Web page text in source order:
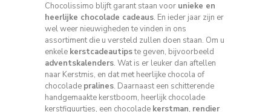
Chocolissimo blijft garant staan voor unieke en
heerlijke chocolade cadeaus. En ieder jaar zijn er
wel weer nieuwigheden te vinden in ons
assortiment die u versteld zullen doen staan. Om u
enkele kerstcadeautipste geven, bijvoorbeeld
adventskalenders. Wat is er leuker dan aftellen
naar Kerstmis, en dat met heerlijke chocola of
chocolade pralines. Daarnaast een schitterende
handgemaakte kerstboom, heerlijk chocolade
kerstfiguurtjes, een chocolade kerstman, rendier